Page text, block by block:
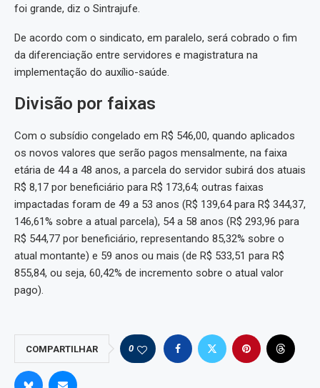
foi grande, diz o Sintrajufe.
De acordo com o sindicato, em paralelo, será cobrado o fim
da diferenciação entre servidores e magistratura na
implementação do auxílio-saúde.
Divisão por faixas
Com o subsídio congelado em R$ 546,00, quando aplicados
os novos valores que serão pagos mensalmente, na faixa
etária de 44 a 48 anos, a parcela do servidor subirá dos atuais
R$ 8,17 por beneficiário para R$ 173,64; outras faixas
impactadas foram de 49 a 53 anos (R$ 139,64 para R$ 344,37,
146,61% sobre a atual parcela), 54 a 58 anos (R$ 293,96 para
R$ 544,77 por beneficiário, representando 85,32% sobre o
atual montante) e 59 anos ou mais (de R$ 533,51 para R$
855,84, ou seja, 60,42% de incremento sobre o atual valor
pago).
COMPARTILHAR 0